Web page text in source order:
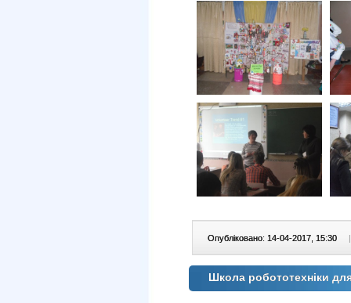
Опубліковано: 14-04-2017, 15:30 |
Школа робототехніки